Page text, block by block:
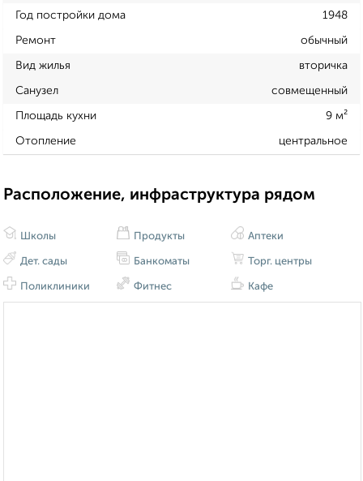
Год постройки дома 1948
Ремонт обычный
Вид жилья вторичка
Санузел совмещенный
Площадь кухни 9 м²
Отопление центральное
Расположение, инфраструктура рядом
Школы
Дет. сады
Поликлиники
Продукты
Банкоматы
Фитнес
Аптеки
Торг. центры
Кафе